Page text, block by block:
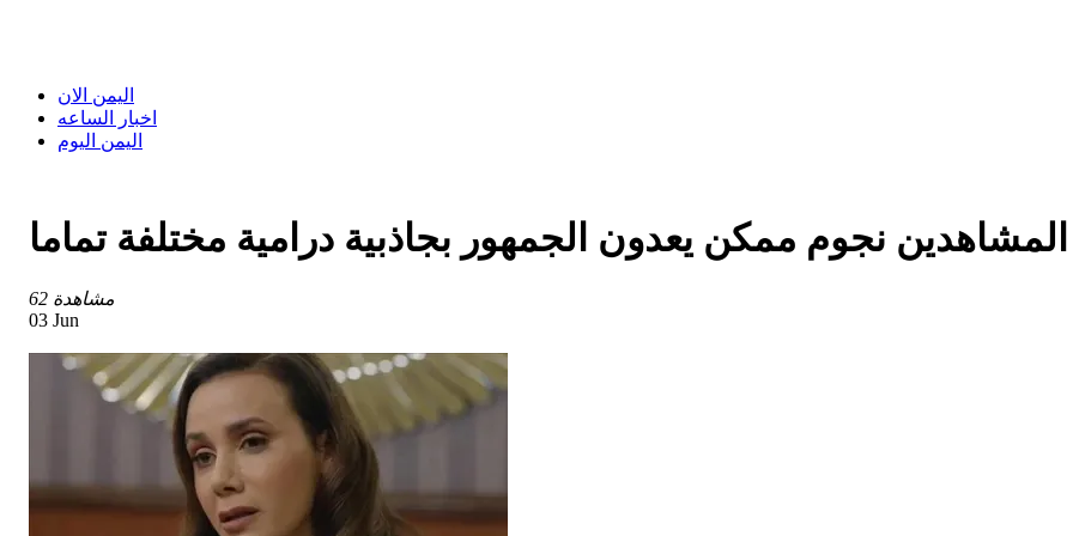
اليمن الان
اخبار الساعه
اليمن اليوم
نجوم ممكن يعدون الجمهور بجاذبية درامية مختلفة تماما
62 مشاهدة
03 Jun